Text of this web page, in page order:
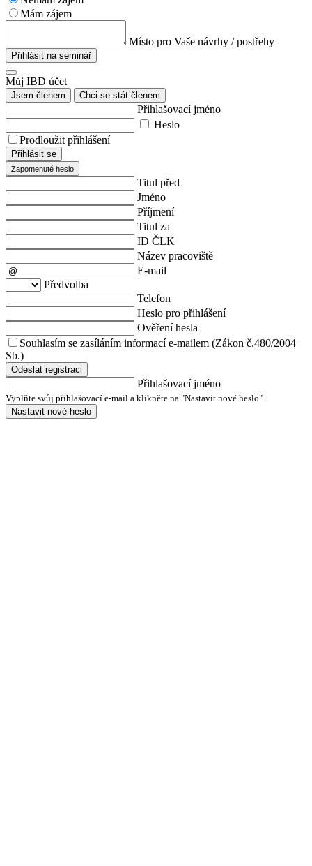
Mám zájem
Místo pro Vaše návrhy / postřehy
Přihlásit na seminář
Můj IBD účet
Jsem členem Chci se stát členem
Přihlašovací jméno
Heslo
Prodloužit přihlášení
Přihlásit se
Zapomenuté heslo
Titul před
Jméno
Příjmení
Titul za
ID ČLK
Název pracoviště
E-mail
Předvolba
Telefon
Heslo pro přihlášení
Ověření hesla
Souhlasím se zasíláním informací e-mailem (Zákon č.480/2004
Sb.)
Odeslat registraci
Přihlašovací jméno
Vyplňte svůj přihlašovací e-mail a klikněte na "Nastavit nové heslo".
Nastavit nové heslo